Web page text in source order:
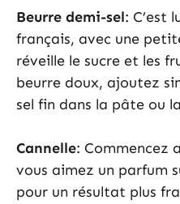
Beurre demi-sel: C’est
français, avec une
réveille le sucre et les
beurre doux, ajoutez
sel fin dans la pâte ou
Cannelle: Commencez
vous aimez un parfum
pour un résultat plus